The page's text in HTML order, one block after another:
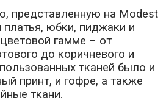
представленную на Modest
платья, юбки, пиджаки и
гамме – от
до коричневого и
тканей было и
принт, и гофре, а также
ткани.